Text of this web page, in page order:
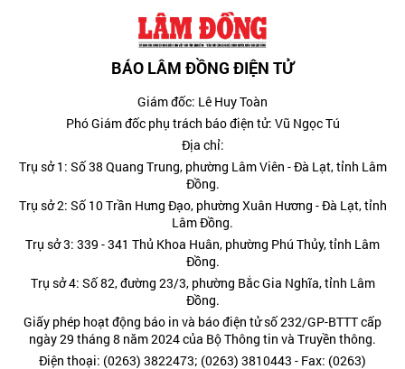
BÁO LÂM ĐỒNG ĐIỆN TỬ
Giám đốc: Lê Huy Toàn
Phó Giám đốc phụ trách báo điện tử: Vũ Ngọc Tú
Địa chỉ:
Trụ sở 1: Số 38 Quang Trung, phường Lâm Viên - Đà Lạt, tỉnh Lâm
Đồng.
Trụ sở 2: Số 10 Trần Hưng Đạo, phường Xuân Hương - Đà Lạt, tỉnh
Lâm Đồng.
Trụ sở 3: 339 - 341 Thủ Khoa Huân, phường Phú Thủy, tỉnh Lâm
Đồng.
Trụ sở 4: Số 82, đường 23/3, phường Bắc Gia Nghĩa, tỉnh Lâm
Đồng.
Giấy phép hoạt động báo in và báo điện tử số 232/GP-BTTT cấp
ngày 29 tháng 8 năm 2024 của Bộ Thông tin và Truyền thông.
Điện thoại: (0263) 3822473; (0263) 3810443 - Fax: (0263)